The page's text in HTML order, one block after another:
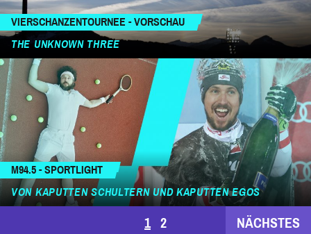
VIERSCHANZENTOURNEE - VORSCHAU
THE UNKNOWN THREE
M94.5 - SPORTLIGHT
VON KAPUTTEN SCHULTERN UND KAPUTTEN EGOS
SEITENNUMMERIERUNG
1 2 NÄCHSTES